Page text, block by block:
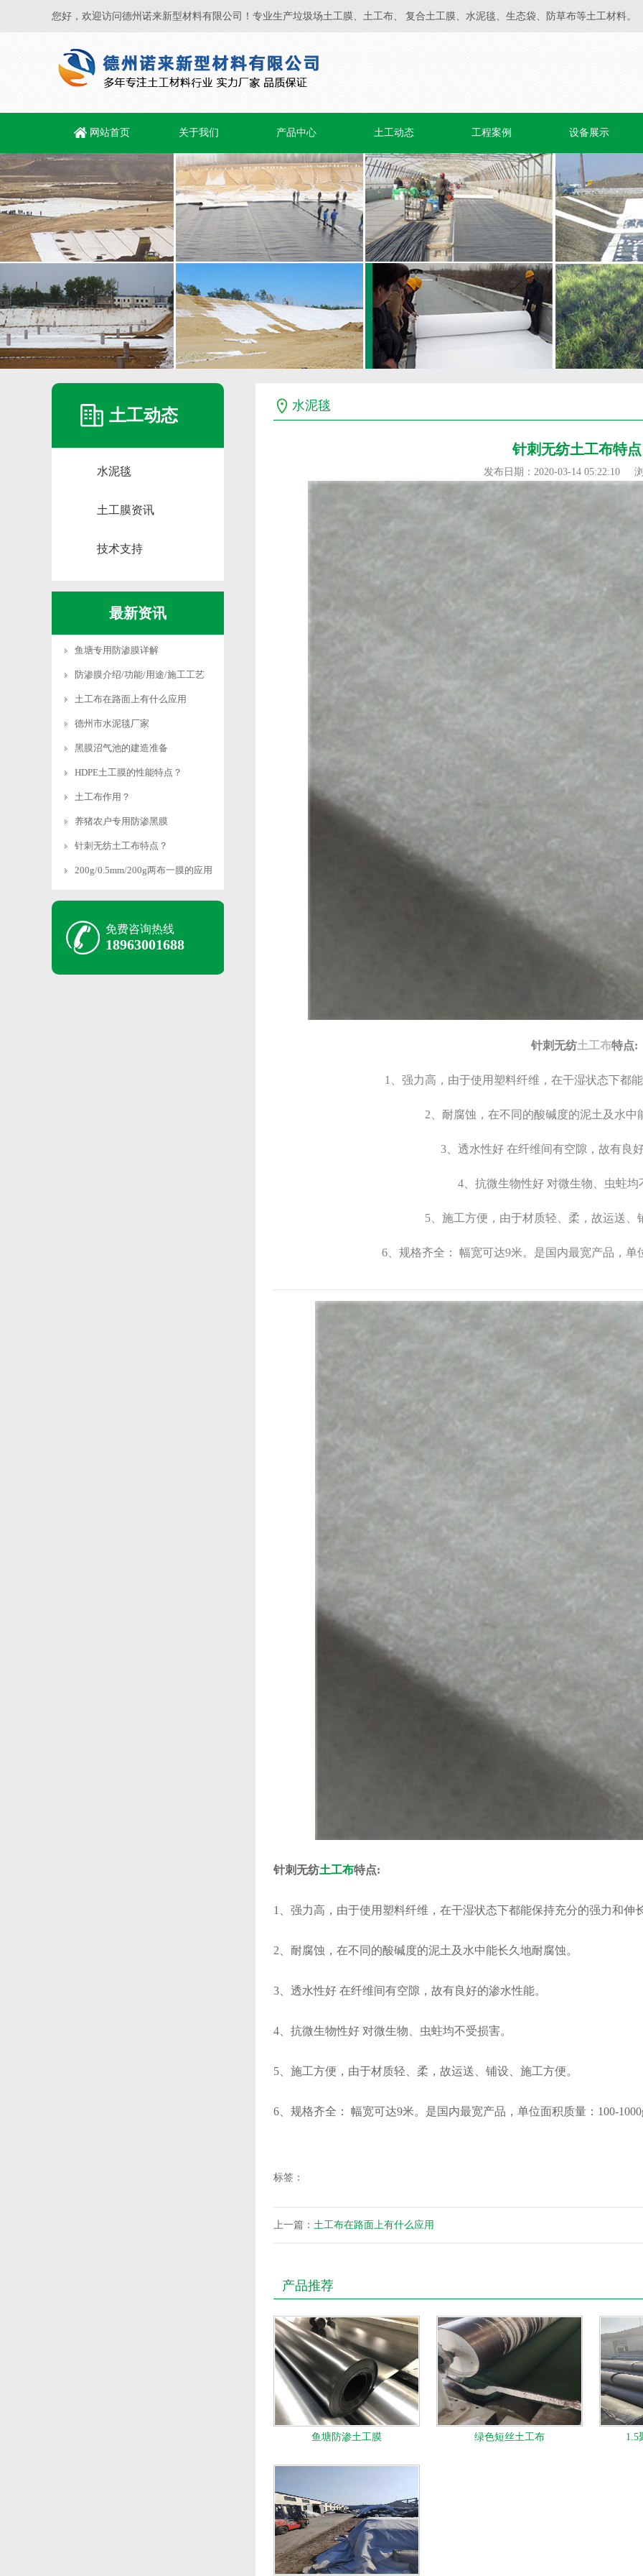
您好，欢迎访问德州诺来新型材料有限公司！专业生产垃圾场土工膜、土工布、 复合土工膜、水泥毯、生态袋、防草布等土工材料。
网站首页 关于我们 产品中心 土工动态 工程案例 设备展示
土工动态
水泥毯
土工膜资讯
技术支持
最新资讯
鱼塘专用防渗膜详解
防渗膜介绍/功能/用途/施工工艺
土工布在路面上有什么应用
德州市水泥毯厂家
黑膜沼气池的建造准备
HDPE土工膜的性能特点？
土工布作用？
养猪农户专用防渗黑膜
针刺无纺土工布特点？
200g/0.5mm/200g两布一膜的应用
免费咨询热线
18963001688
水泥毯
针刺无纺土工布特
发布日期：2020-03-14 05:22:10
针刺无纺土工布特点:
1、强力高，由于使用塑料纤维，在干湿状态下都
2、耐腐蚀，在不同的酸碱度的泥土及水中
3、透水性好 在纤维间有空隙，故有良
4、抗微生物性好 对微生物、虫蛀均
5、施工方便，由于材质轻、柔，故运送、
6、规格齐全： 幅宽可达9米。是国内最宽产品，单
针刺无纺土工布特点:
1、强力高，由于使用塑料纤维，在干湿状态下都能保持充分的强力和伸
2、耐腐蚀，在不同的酸碱度的泥土及水中能长久地耐腐蚀。
3、透水性好 在纤维间有空隙，故有良好的渗水性能。
4、抗微生物性好 对微生物、虫蛀均不受损害。
5、施工方便，由于材质轻、柔，故运送、铺设、施工方便。
6、规格齐全： 幅宽可达9米。是国内最宽产品，单位面积质量：100-
标签：
上一篇： 土工布在路面上有什么应用
产品推荐
鱼塘防渗土工膜 绿色短丝土工布 1.5